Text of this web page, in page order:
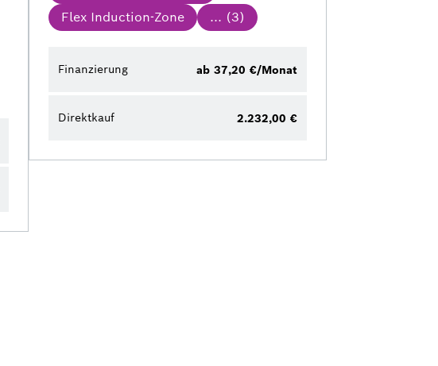
Flex Induction-Zone
... (3)
Finanzierung ab 37,20 €/Monat
Direktkauf 2.232,00 €